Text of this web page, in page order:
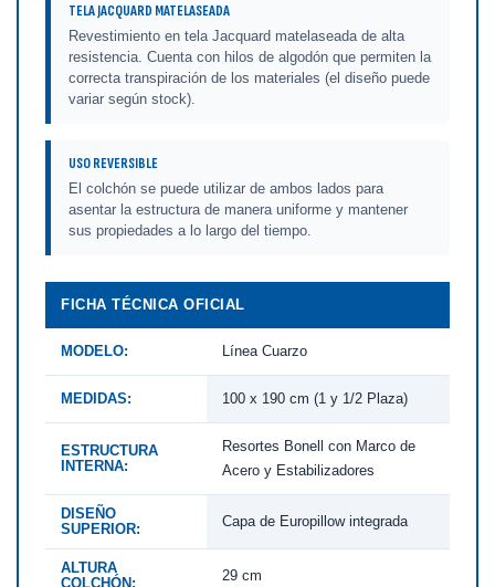
TELA JACQUARD MATELASEADA
Revestimiento en tela Jacquard matelaseada de alta
resistencia. Cuenta con hilos de algodón que permiten la
correcta transpiración de los materiales (el diseño puede
variar según stock).
USO REVERSIBLE
El colchón se puede utilizar de ambos lados para
asentar la estructura de manera uniforme y mantener
sus propiedades a lo largo del tiempo.
FICHA TÉCNICA OFICIAL
MODELO: Línea Cuarzo
MEDIDAS: 100 x 190 cm (1 y 1/2 Plaza)
ESTRUCTURA
INTERNA:
Resortes Bonell con Marco de
Acero y Estabilizadores
DISEÑO
SUPERIOR:
Capa de Europillow integrada
ALTURA
COLCHÓN:
29 cm